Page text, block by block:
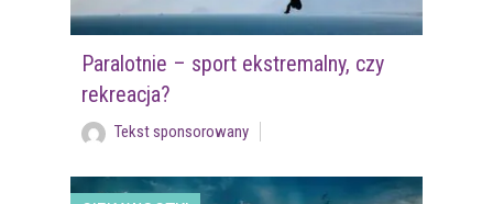
Paralotnie – sport ekstremalny, czy
rekreacja?
Tekst sponsorowany